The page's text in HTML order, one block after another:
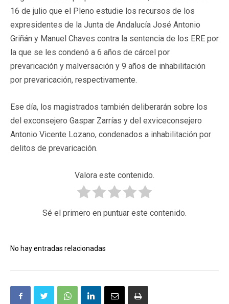
16 de julio que el Pleno estudie los recursos de los
expresidentes de la Junta de Andalucía José Antonio
Griñán y Manuel Chaves contra la sentencia de los ERE por
la que se les condenó a 6 años de cárcel por
prevaricación y malversación y 9 años de inhabilitación
por prevaricación, respectivamente.
Ese día, los magistrados también deliberarán sobre los
del exconsejero Gaspar Zarrías y del exviceconsejero
Antonio Vicente Lozano, condenados a inhabilitación por
delitos de prevaricación.
Valora este contenido.
Sé el primero en puntuar este contenido.
No hay entradas relacionadas